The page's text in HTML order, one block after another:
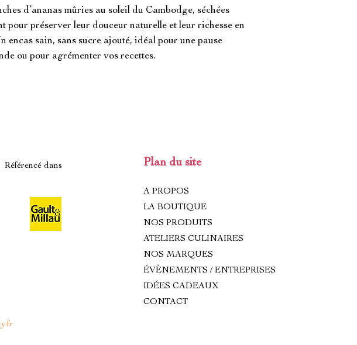
d’ananas mûries au soleil du Cambodge, séchées
pour préserver leur douceur naturelle et leur richesse en
encas sain, sans sucre ajouté, idéal pour une pause
ou pour agrémenter vos recettes.​
Référencé dans Plan du site
A PROPOS
LA BOUTIQUE
NOS PRODUITS
ATELIERS CULINAIRES
NOS MARQUES
ÉVÈNEMENTS / ENTREPRISES
IDÉES CADEAUX
CONTACT